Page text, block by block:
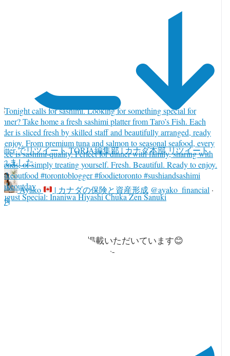
でリツイートTORJA編集部 | カナダ本部 リツイート
ました
Ayako | カナダの保険と資産形成 @ayako_financial ·
月
8月号にコラムを掲載いただいています😊
ブ版でもご覧いただけます。
Special: Inaniwa Hiyashi Chuka Zen Sanuki